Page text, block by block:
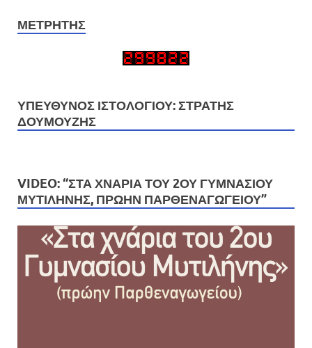
ΜΕΤΡΗΤΉΣ
ΥΠΕΎΘΥΝΟΣ ΙΣΤΟΛΟΓΊΟΥ: ΣΤΡΑΤΉΣ
ΔΟΥΜΟΎΖΗΣ
VIDEO: “ΣΤΑ ΧΝΆΡΙΑ ΤΟΥ 2ΟΥ ΓΥΜΝΑΣΊΟΥ
ΜΥΤΙΛΉΝΗΣ, ΠΡΏΗΝ ΠΑΡΘΕΝΑΓΩΓΕΊΟΥ”